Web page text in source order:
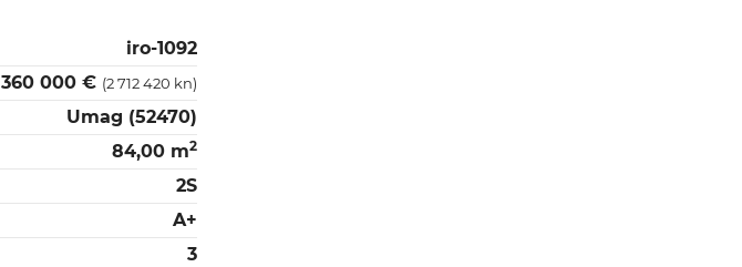
iro-1092
360 000 € (2 712 420 kn)
Umag (52470)
84,00 m2
2S
A+
3